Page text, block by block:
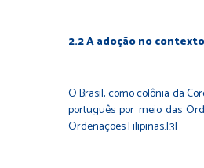
2.2 A adoção no
O Brasil, como colônia da
português por meio das
Ordenações Filipinas.[3]